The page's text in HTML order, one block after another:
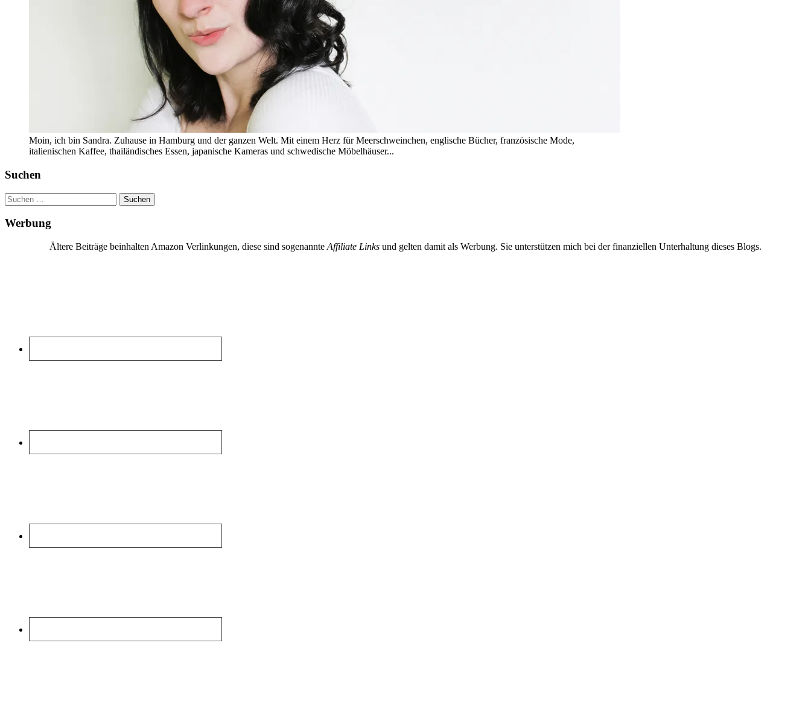
Moin, ich bin Sandra. Zuhause in Hamburg und der ganzen Welt. Mit einem Herz für Meerschweinchen, englische Bücher, französische Mode,
italienischen Kaffee, thailändisches Essen, japanische Kameras und schwedische Möbelhäuser...
Suchen
Suchen
nach:
Werbung
Ältere Beiträge beinhalten Amazon Verlinkungen, diese sind sogenannte Affiliate Links und gelten damit als Werbung. Sie unterstützen mich bei der finanziellen Unterhaltung dieses Blogs.